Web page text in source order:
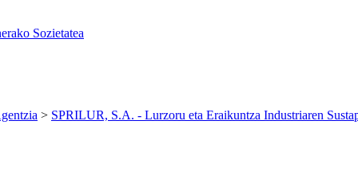
Sozietatea
> SPRILUR, S.A. - Lurzoru eta Eraikuntza Industriaren